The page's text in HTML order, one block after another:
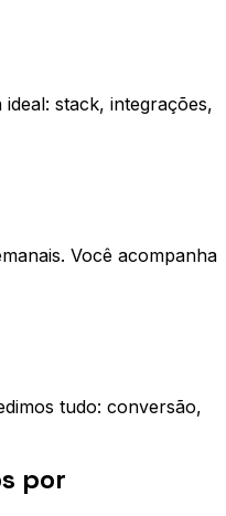
stack, integrações,
Você acompanha
tudo: conversão,
por